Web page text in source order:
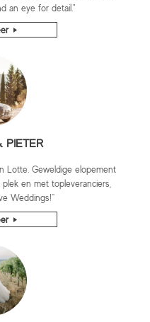
an eye for detail."
PIETER
Lotte. Geweldige elopement
en met topleveranciers,
Weddings!''